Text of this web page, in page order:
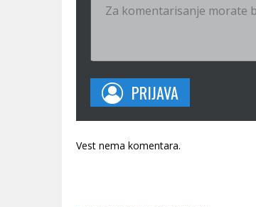
PRIJAVA
Vest nema komentara.